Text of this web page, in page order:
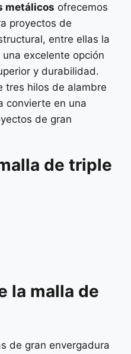
metálicos ofrecemos
proyectos de
entre ellas la
una excelente opción
y durabilidad.
tres hilos de alambre
convierte en una
de gran
de triple
la malla de
de gran envergadura